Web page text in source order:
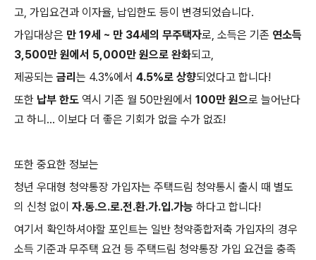
고, 가입요건과 이자율, 납입한도 등이 변경되었습니다.
가입대상은 만 19세 ~ 만 34세의 무주택자로, 소득은 기존 연소득
3,500만 원에서 5,000만 원으로 완화되고,
제공되는 금리 는 4.3%에서 4.5%로 상향되었다고 합니다!
또한 납부 한도 역시 기존 월 50만원에서 100만 원으로 늘어난다
고 하니... 이보다 더 좋은 기회가 없을 수가 없죠!
또한 중요한 정보는
청년 우대형 청약통장 가입자는 주택드림 청약통시 출시 때 별도
의 신청 없이 자.동.으.로.전.환.가.입.가능 하다고 합니다!
여기서 확인하셔야할 포인트는 일반 청약종합저축 가입자의 경우
소득 기준과 무주택 요건 등 주택드림 청약통장 가입 요건을 충족